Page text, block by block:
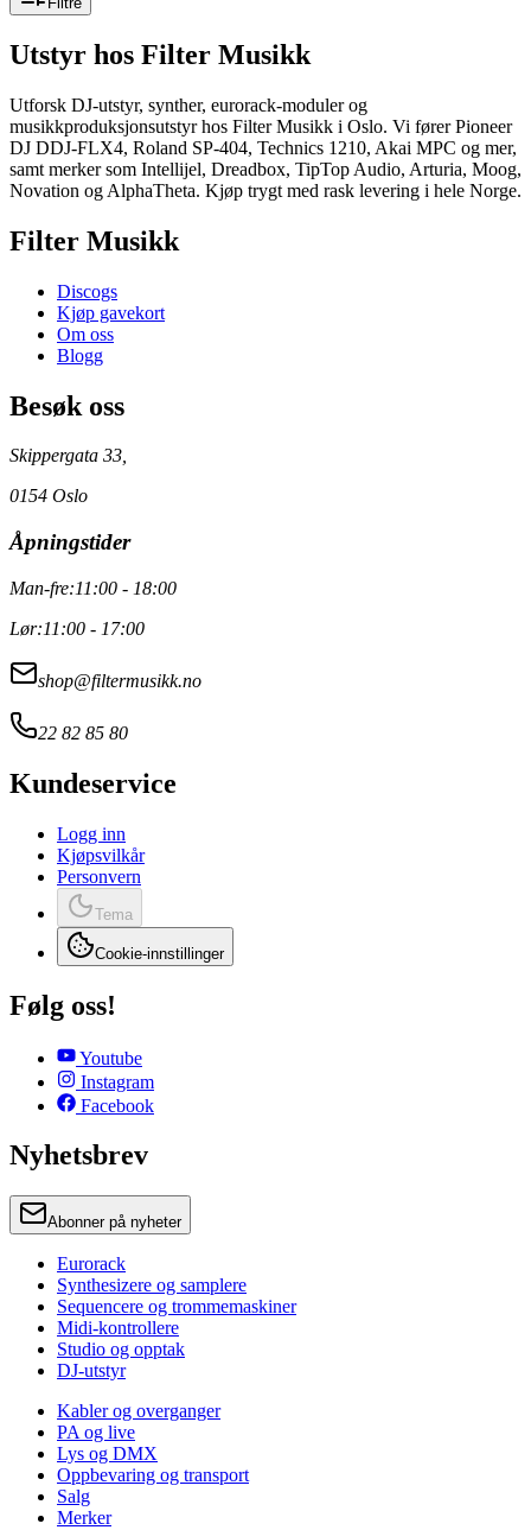
Utstyr hos Filter Musikk
Utforsk DJ-utstyr, synther, eurorack-moduler og
musikkproduksjonsutstyr hos Filter Musikk i Oslo. Vi fører Pioneer
DJ DDJ-FLX4, Roland SP-404, Technics 1210, Akai MPC og mer,
samt merker som Intellijel, Dreadbox, TipTop Audio, Arturia, Moog,
Novation og AlphaTheta. Kjøp trygt med rask levering i hele Norge.
Filter Musikk
Discogs
Kjøp gavekort
Om oss
Blogg
Besøk oss
Skippergata 33,
0154 Oslo
Åpningstider
Man-fre:11:00 - 18:00
Lør:11:00 - 17:00
shop@filtermusikk.no
22 82 85 80
Kundeservice
Logg inn
Kjøpsvilkår
Personvern
Tema
Cookie-innstillinger
Følg oss!
Youtube
Instagram
Facebook
Nyhetsbrev
Abonner på nyheter
Eurorack
Synthesizere og samplere
Sequencere og trommemaskiner
Midi-kontrollere
Studio og opptak
DJ-utstyr
Kabler og overganger
PA og live
Lys og DMX
Oppbevaring og transport
Salg
Merker